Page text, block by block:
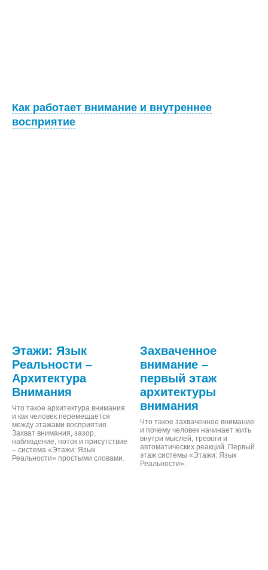
Как работает внимание и внутреннее
восприятие
Этажи: Язык
Реальности –
Архитектура
Внимания
Что такое архитектура внимания
и как человек перемещается
между этажами восприятия.
Захват внимания, зазор,
наблюдение, поток и присутствие
– система «Этажи: Язык
Реальности» простыми словами.
Захваченное
внимание –
первый этаж
архитектуры
внимания
Что такое захваченное внимание
и почему человек начинает жить
внутри мыслей, тревоги и
автоматических реакций. Первый
этаж системы «Этажи: Язык
Реальности».